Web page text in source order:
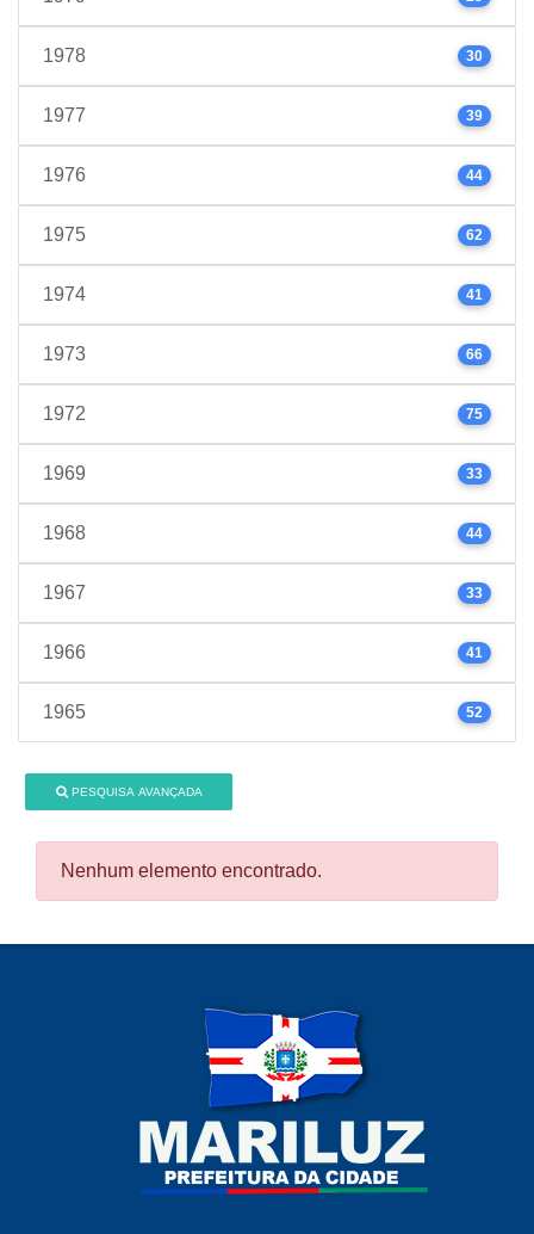
1978 30
1977 39
1976 44
1975 62
1974 41
1973 66
1972 75
1969 33
1968 44
1967 33
1966 41
1965 52
PESQUISA AVANÇADA
Nenhum elemento encontrado.